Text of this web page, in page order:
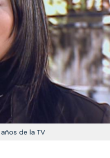
de la TV